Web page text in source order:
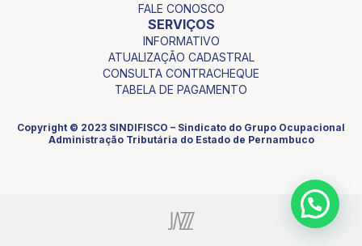
FALE CONOSCO
SERVIÇOS
INFORMATIVO
ATUALIZAÇÃO CADASTRAL
CONSULTA CONTRACHEQUE
TABELA DE PAGAMENTO
Copyright © 2023 SINDIFISCO – Sindicato do Grupo Ocupacional
Administração Tributária do Estado de Pernambuco